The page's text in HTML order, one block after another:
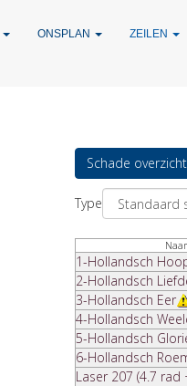
ONSPLAN ZEILEN
Schade overzicht
Type
1-Hollandsch
2-Hollandsch
3-Hollandsch Eer
4-Hollandsch
5-Hollandsch
6-Hollandsch
Laser 207 (4.7 rad